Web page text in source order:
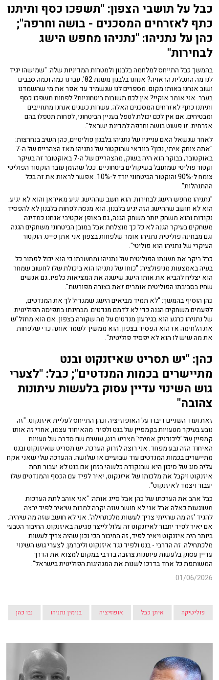
כבל על תושבי הצפון: "תשפכו כסף ותיתנו
כתף לאזרחים המסכנים - בושה וחרפה";
כהן על נתניהו: "נתניהו מחפש הישג
לבחירות"
בהמשך כבל התייחס למלחמה בלבנון ולמטרות המדיניות שלה: "שמישהו יגיד
לנו מה התכלית הראויה? אנחנו בלבנון משנת 82'. עברנו כמה וכמה סבבים
ושוב אנחנו באותו מקום. מספרים לנו שנשמיד עד אפר את מי שהשמדנו
בעבר. אני אומר אוקיי? אין לכם תשובות ביטחוניות? לפחות תשפכו כסף
ותיתנו כתף לאזרחים המסכנים האלה. עשרות כשנים אנחנו מתחייבים
ומבטיחים. אם אין לכם יכולת לטפל בעניין הביטחוני, לפחות תטפלו בהם
אזרחית. זו פשוט בושה וחרפה למדינת ישראל".
לאחר שנשאל האם ענייניו של נתניהו בלבנון פוליטיים, כהן השיב בנחרצות:
"אתה צוחק איתי, נכון? בוודאי שהוקטור של נתניהו מאז הצהריים של ה-7
באוקטובר, בבוקר הוא היה בשוק, מהצהריים של ה-7 באוקטובר זה בעיקר
וקטור פוליטי שמתובל בשיקולים ביטחוניים. ככל שהזמן עובר הוקטור הפוליטי
צומח ל-90% והוקטור הביטחוני יורד ל-10%. אפשר לראות את זה בכל
ההתנהלות".
"נתניהו מחפש הישג לבחירות. הוא חשב שההישג יגיע מאיראן והוא לא יגיע.
הוא לא חושב שההישג הזה יגיע בלבנון. הוא מנסה לפחות בלבנון לא להפסיד
נקודות והוא משחק יותר משחק הגנה, גם באופן אקטיבי אנחנו כמדינה
משחקים בעיקר הגנה לא כל כך מוצלחת אבל במובן הביטחוני משחקים הגנה
וגם מבחינה פוליטית נתניהו אומר שלפחות בצפון אני אתן פייט. הוקטור
העיקרי של נתניהו הוא פוליטי".
כבל ביקר את משנתו הפוליטית של נתניהו ומחשבתו כי הוא יכול לפתור כל
בעיה באמצעות מניפולציה: "כוחו של נתניהו הוא ביכולת שלו לחשוב שמחר
הוא יצליח להביא את אותו הישג שישנה את המציאות כלפיו. גם אנשים
שחיו בסביבתו הפוליטית אומרים זאת בצורה מפורשת".
כהן הוסיף בהמשך: "לא תמיד מביאים הישג שמגדיל לך את המנדטים,
לפעמים משחקים הגנה כדי לא לדמם מנדטים. מבחינתו בתפיסה הפוליטית
של נתניהו כרגע הוא בגירעון מנדטים על מה שקורה בצפון. אם הוא מחזל"ש
את הלחימה אז הוא הפסיד בצפון. הוא ממשיך לשמר אותה כדי שלפחות
את מה שיש לו הוא לא יפסיד פוליטית".
כהן: "יש תסריט שאיזנקוט ובנט
מתיישרים בכמות המנדטים"; כבל: "לצערי
גוש השינוי עדיין עסוק בלעשות עיתונות
צהובה"
זאת ועוד השניים דיברו על האופוזיציה וכהן התייחס לעליית איזנקוט: "זה
נובע בעיקר מטעויות בקמפיין של בנט ולפיד. מהאיחוד עצמו, אחרי זה אותו
קמפיין של 'ליכודניק אמיתי' מצביע בנט, עושים שם סדרה של טעויות.
האיחוד הזה נבע מפחד. אני רוצה לזרוק הערכה. יש תסריט שאיזנקוט ובנט
מתיישרים בכמות המנדטים עוד שבועיים או שלושה. ההערכה שלי שאני אקח
עליה סוג של סיכון היא שבנקודה כלשהי בזמן אם בנט לא יעבור תחת
איזנקוט ויקבל את מלכותו של איזנקוט, יאיר לפיד עם הכסף והמנדטים שלו
יעבור ויצמד לאיזנקוט".
כבל אהב את הערכתו של כהן אבל סייג אותה: "אני אוהב לתת הערכות
משוגעות כאלה אבל אני לא חושב שזה יקרה למרות שיאיר לפיד ירצה
להגיד 'זה מה שהייתי צריך לעשות מלכתחילה'. אני לא חושב שזה מה שיהיה.
אם יאיר לפיד יחבור לאיזנקוט זה עלול לייצר פגיעה באיזנקוט. החיבור הטבעי
ביותר היה איזנקוט ויאיר לפיד, זה החיבור הכי נכון שהיה צריך לעשות
מלכתחילה. זה הדרבי - בנט ולפיד נגד איזנקוט וליברמן. לצערי גוש השינוי
עדיין עסוק בלעשות עיתונות צהובה בדרבי במקום למצוא את הדרך
המשותפת כל אחד בדרכו לשנות את המנהיגות הפוליטית בישראל".
01/06/2026
פוליטיקה איתן כבל אופוזיציה בנימין נתניהו נבו כהן